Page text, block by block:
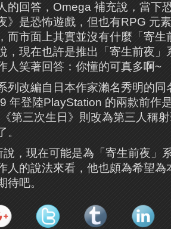
的回答，Omega 補充說，當下
》是恐怖遊戲，但也有RPG 元
而市面上其實並沒有什麼「寄生
，現在也許是推出「寄生前夜
人笑著回答：你懂的可真多啊~
列改編自日本作家瀨名秀明的
年登陸PlayStation 的兩款前作
第三次生日》則改為第三人稱
。
，現在可能是為「寄生前夜」
人的說法來看，他也頗為希望為
待吧。